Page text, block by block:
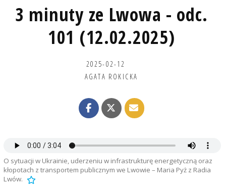
3 minuty ze Lwowa - odc.
101 (12.02.2025)
2025-02-12
AGATA ROKICKA
O sytuacji w Ukrainie, uderzeniu w infrastrukturę energetyczną oraz
kłopotach z transportem publicznym we Lwowie – Maria Pyż z Radia
Lwów.